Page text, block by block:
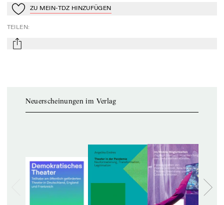
Zu Mein-TdZ hinzufügen
ZU MEIN-TDZ HINZUFÜGEN
TEILEN:
mail
Neuerscheinungen im Verlag